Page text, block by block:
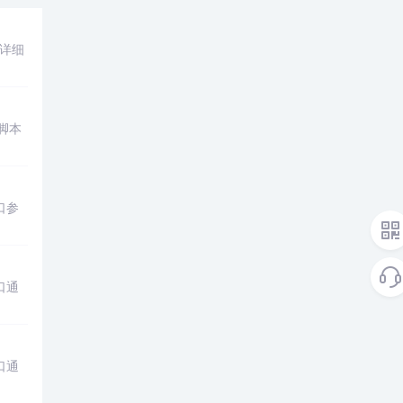
细
本
参
通
通